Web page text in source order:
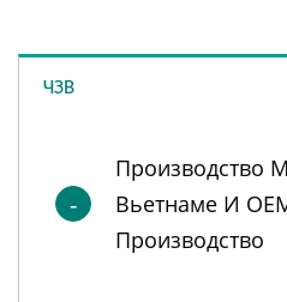
ЧЗВ
Производство
Вьетнаме И
Производство